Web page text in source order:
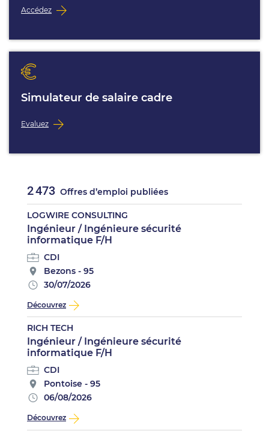
Accédez
Simulateur de salaire cadre
Evaluez
2 473 Offres d’emploi publiées
LOGWIRE CONSULTING
Ingénieur / Ingénieure sécurité
informatique F/H
CDI
Bezons - 95
30/07/2026
Découvrez
RICH TECH
Ingénieur / Ingénieure sécurité
informatique F/H
CDI
Pontoise - 95
06/08/2026
Découvrez